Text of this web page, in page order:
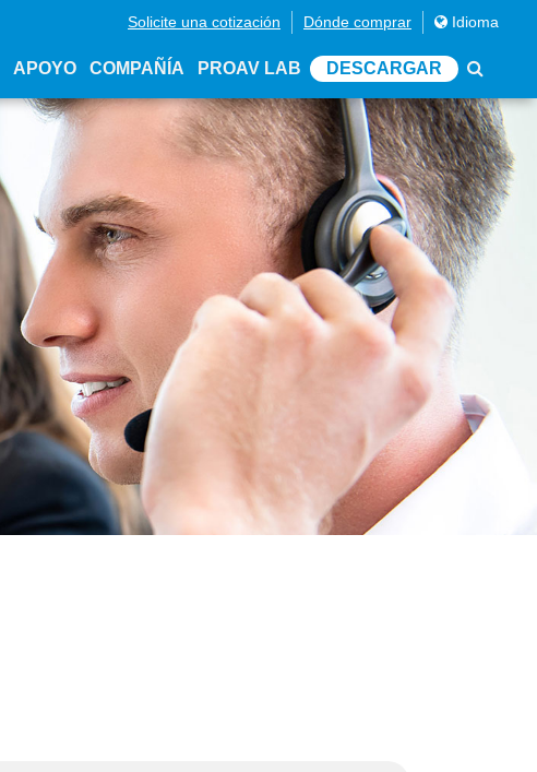
Solicite una cotización Dónde comprar Idioma
APOYO COMPAÑÍA PROAV LAB DESCARGAR